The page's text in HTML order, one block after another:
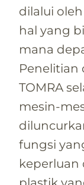
dilalui
hal yang
mana
Penelitian
TOMRA
mesin-
fungsi
keperluan